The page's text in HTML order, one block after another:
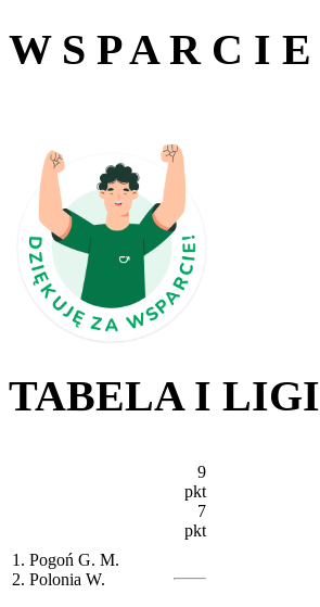
W S P A R C I E
TABELA I LIGI
1. Pogoń G. M.
2. Polonia W.
9
pkt
7
pkt